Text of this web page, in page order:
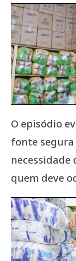
O episódio
fonte
necessidade
quem deve